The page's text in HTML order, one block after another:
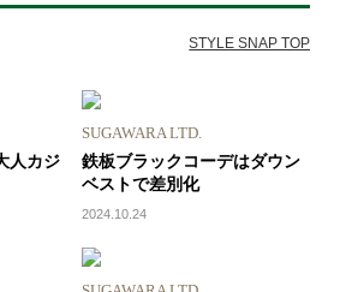
STYLE SNAP TOP
人カジ
SUGAWARA LTD.
鉄板ブラックコーデはダウン
ベストで差別化
2024.10.24